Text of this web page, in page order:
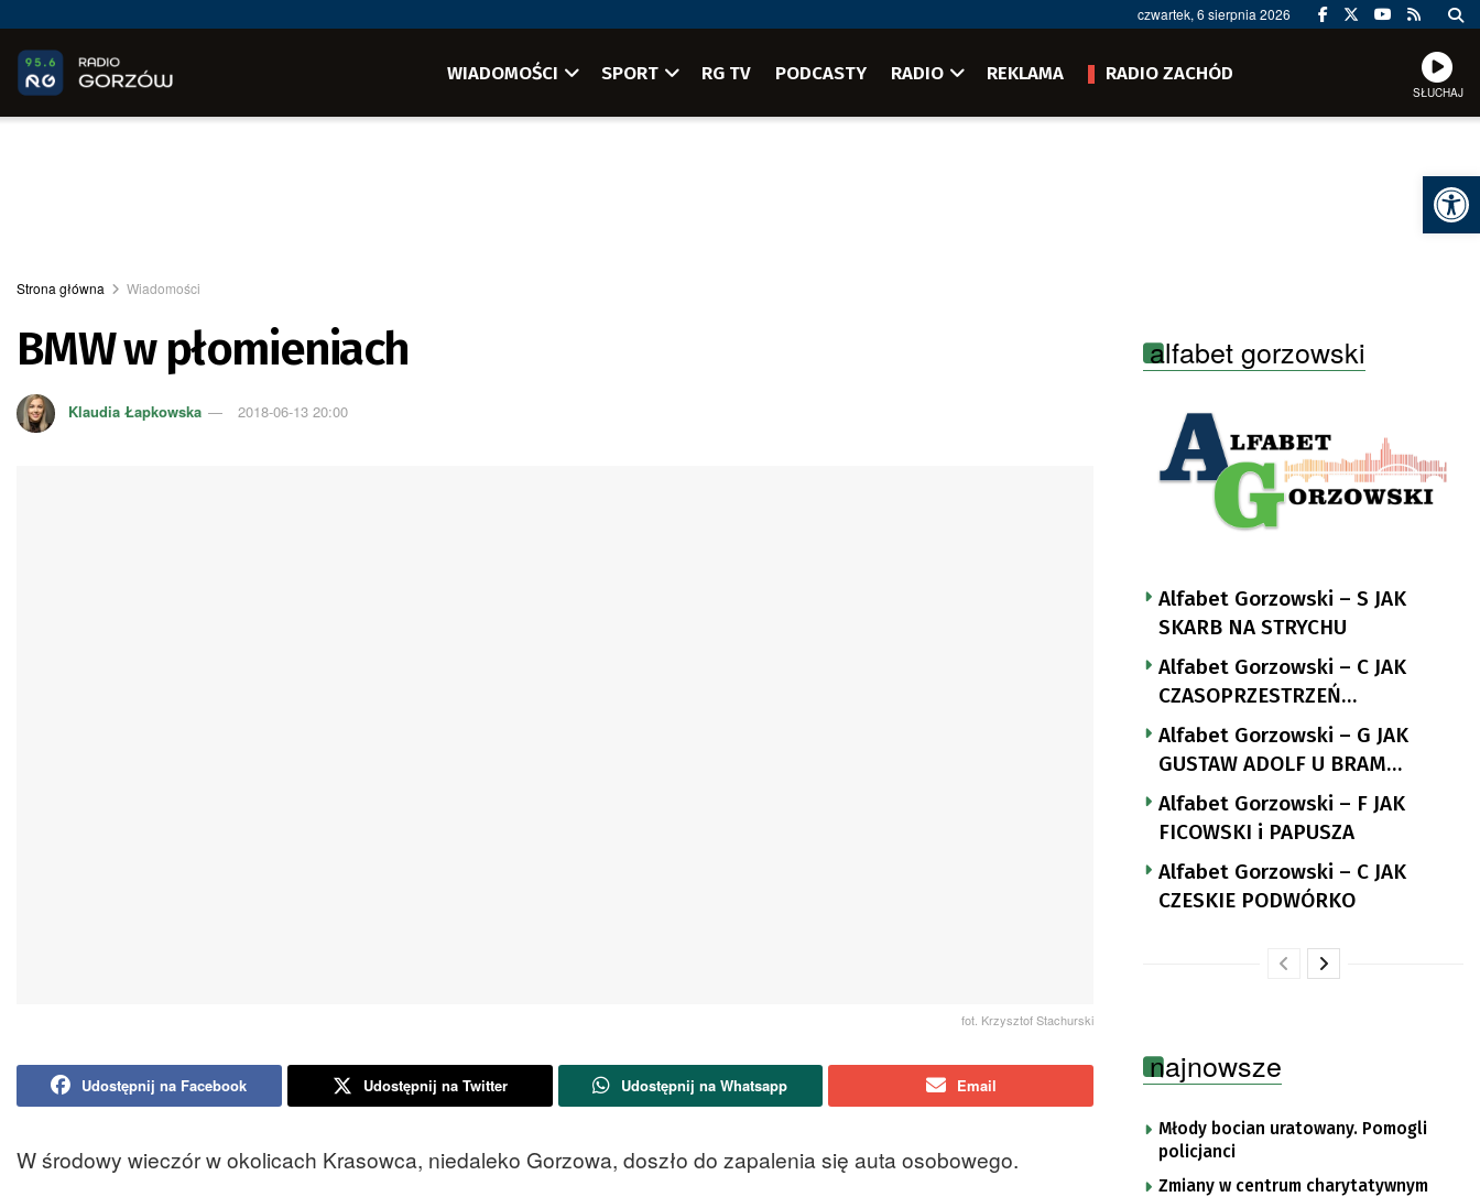
czwartek, 6 sierpnia 2026
WIADOMOŚCI SPORT RG TV PODCASTY RADIO REKLAMA RADIO ZACHÓD
SŁUCHAJ
Strona główna Wiadomości
BMW w płomieniach
Klaudia Łapkowska 2018-06-13 20:00
fot. Krzysztof Stachurski
Udostępnij na Facebook Udostępnij na Twitter Udostępnij na Whatsapp Email
W środowy wieczór w okolicach Krasowca, niedaleko Gorzowa, doszło do zapalenia się auta osobowego.
alfabet gorzowski
Alfabet Gorzowski – S JAK
SKARB NA STRYCHU
Alfabet Gorzowski – C JAK
CZASOPRZESTRZEŃ
NUTTGENSA
Alfabet Gorzowski – G JAK
GUSTAW ADOLF U BRAM
LANDSBERGA
Alfabet Gorzowski – F JAK
FICOWSKI i PAPUSZA
Alfabet Gorzowski – C JAK
CZESKIE PODWÓRKO
najnowsze
Młody bocian uratowany. Pomogli
policjanci
Zmiany w centrum charytatywnym